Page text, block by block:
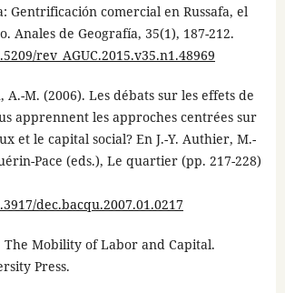
Gentrificación comercial en Russafa, el
Anales de Geografía, 35(1), 187-212.
rev_AGUC.2015.v35.n1.48969
A.-M. (2006). Les débats sur les effets de
apprennent les approches centrées sur
et le capital social? En J.-Y. Authier, M.-
Pace (eds.), Le quartier (pp. 217-228)
dec.bacqu.2007.01.0217
The Mobility of Labor and Capital.
Press.